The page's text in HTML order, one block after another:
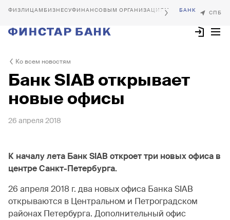
БИЗНЕСУФИНАНСОВЫМ ОРГАНИЗАЦИЯМ
Ко всем новостям
Банк SIAB открывает
новые офисы
26 апреля 2018
К началу лета Банк SIAB откроет три новых офиса в
центре Санкт-Петербурга.
26 апреля 2018 г. два новых офиса Банка SIAB
открываются в Центральном и Петроградском
районах Петербурга. Дополнительный офис